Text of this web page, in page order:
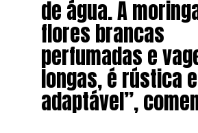
de água. A
flores brancas
perfumadas e
longas, é rústica e
adaptável”,